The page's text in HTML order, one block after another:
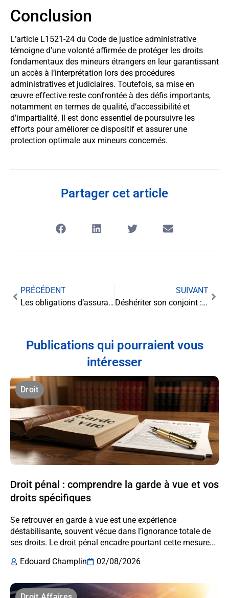
Conclusion
L’article L1521-24 du Code de justice administrative
témoigne d’une volonté affirmée de protéger les droits
fondamentaux des mineurs étrangers en leur garantissant
un accès à l’interprétation lors des procédures
administratives et judiciaires. Toutefois, sa mise en
œuvre effective reste confrontée à des défis importants,
notamment en termes de qualité, d’accessibilité et
d’impartialité. Il est donc essentiel de poursuivre les
efforts pour améliorer ce dispositif et assurer une
protection optimale aux mineurs concernés.
Partager cet article
PRÉCÉDENT
Les obligations d’assurance en entreprise : un enjeu crucial pour les professionnels
SUIVANT
Déshériter son conjoint : tout ce qu’il faut savoir
Publications qui pourraient vous
intéresser
Droit
Droit pénal : comprendre la garde à vue et vos
droits spécifiques
Se retrouver en garde à vue est une expérience
déstabilisante, souvent vécue dans l’ignorance totale de
ses droits. Le droit pénal encadre pourtant cette mesure...
Edouard Champlin
02/08/2026